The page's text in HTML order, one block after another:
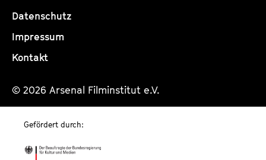
Datenschutz
Impressum
Kontakt
© 2026 Arsenal Filminstitut e.V.
Gefördert durch: